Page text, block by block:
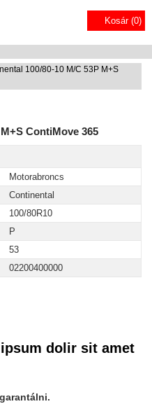
Kosár (0)
100/80-10 M/C 53P M+S
ContiMove 365
Motorabroncs
Continental
100/80R10
P
53
02200400000